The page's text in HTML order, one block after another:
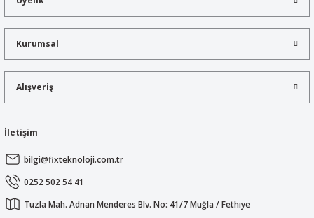
Ürün açıklamasında eksik bilgiler bulunuyor.
Ürün bilgilerinde hatalar bulunuyor.
Bu ürüne benzer farklı alternatifler olmalı.
Kurumsal
Alışveriş
İletişim
bilgi@fixteknoloji.com.tr
0252 502 54 41
Tuzla Mah. Adnan Menderes Blv. No: 41/7 Muğla / Fethiye